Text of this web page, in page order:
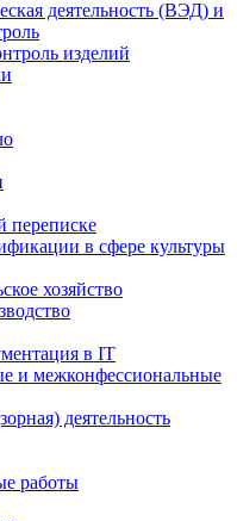
деятельность (ВЭД) и
изделий
переписке
в сфере культуры
хозяйство
в IT
и межконфессиональные
деятельность
работы